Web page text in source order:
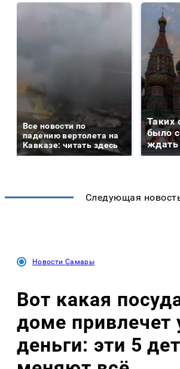
Все новости по
падению вертолета на
Кавказе: читать здесь
Таких
было
ждать
Следующая
Новости Самары
Вот какая
доме привлечет
деньги: эти 5